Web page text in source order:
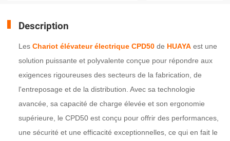
Description
LesChariot élévateur électrique CPD50 de HUAYA est une
solution puissante et polyvalente conçue pour répondre aux
exigences rigoureuses des secteurs de la fabrication, de
l'entreposage et de la distribution. Avec sa technologie
avancée, sa capacité de charge élevée et son ergonomie
supérieure, le CPD50 est conçu pour offrir des performances,
une sécurité et une efficacité exceptionnelles, ce qui en fait le